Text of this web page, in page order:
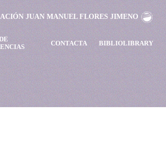
JUAN MANUEL FLORES JIMENO
CONTACTA BIBLIOLIBRARY